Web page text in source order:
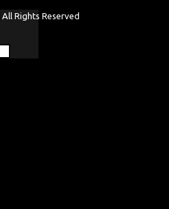
| All Rights Reserved